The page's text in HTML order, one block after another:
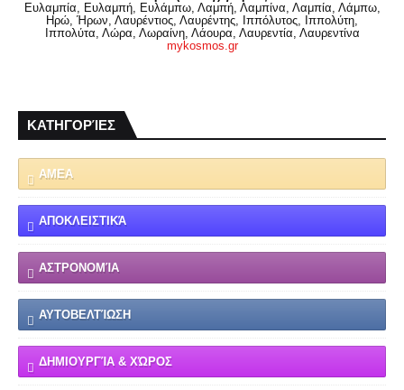
Ευλαμπία, Ευλαμπή, Ευλάμπω, Λαμπή, Λαμπίνα, Λαμπία, Λάμπω,
Ηρώ, Ήρων, Λαυρέντιος, Λαυρέντης, Ιππόλυτος, Ιππολύτη,
Ιππολύτα, Λώρα, Λωραίνη, Λάουρα, Λαυρεντία, Λαυρεντίνα
mykosmos.gr
ΚΑΤΗΓΟΡΊΕΣ
ΑΜΕΑ
ΑΠΟΚΛΕΙΣΤΙΚΆ
ΑΣΤΡΟΝΟΜΊΑ
ΑΥΤΟΒΕΛΤΊΩΣΗ
ΔΗΜΙΟΥΡΓΊΑ & ΧΏΡΟΣ